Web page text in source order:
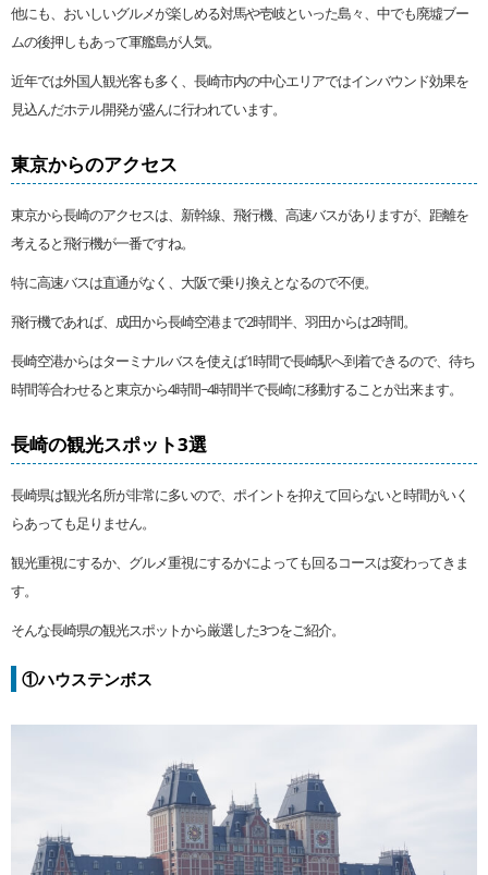
他にも、おいしいグルメが楽しめる対馬や壱岐といった島々、中でも廃墟ブー
ムの後押しもあって軍艦島が人気。
近年では外国人観光客も多く、長崎市内の中心エリアではインバウンド効果を
見込んだホテル開発が盛んに行われています。
東京からのアクセス
東京から長崎のアクセスは、新幹線、飛行機、高速バスがありますが、距離を
考えると飛行機が一番ですね。
特に高速バスは直通がなく、大阪で乗り換えとなるので不便。
飛行機であれば、成田から長崎空港まで2時間半、羽田からは2時間。
長崎空港からはターミナルバスを使えば1時間で長崎駅へ到着できるので、待ち
時間等合わせると東京から4時間~4時間半で長崎に移動することが出来ます。
長崎の観光スポット3選
長崎県は観光名所が非常に多いので、ポイントを抑えて回らないと時間がいく
らあっても足りません。
観光重視にするか、グルメ重視にするかによっても回るコースは変わってきま
す。
そんな長崎県の観光スポットから厳選した3つをご紹介。
①ハウステンボス